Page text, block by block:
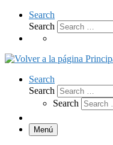
Search
Search
Search
Search
Search
Menú